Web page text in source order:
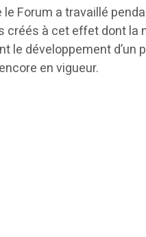
le Forum a travaillé
créés à cet effet dont la
le développement d’un
en vigueur.